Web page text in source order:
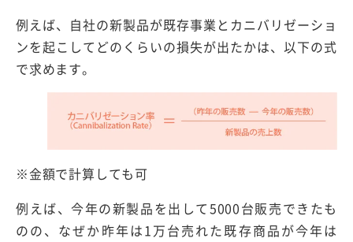
例えば、自社の新製品が既存事業とカニバリゼーショ
ンを起こしてどのくらいの損失が出たかは、以下の式
で求めます。
※金額で計算しても可
例えば、今年の新製品を出して5000台販売できたも
のの、なぜか昨年は1万台売れた既存商品が今年は